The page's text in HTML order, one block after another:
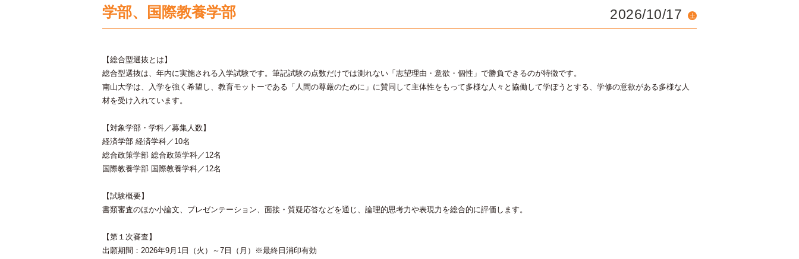
学部、国際教養学部
2026/10/17 土
【総合型選抜とは】
総合型選抜は、年内に実施される入学試験です。筆記試験の点数だけでは測れない「志望理由・意欲・個性」で勝負できるのが特徴です。
南山大学は、入学を強く希望し、教育モットーである「人間の尊厳のために」に賛同して主体性をもって多様な人々と協働して学ぼうとする、学修の意欲がある多様な人
材を受け入れています。
【対象学部・学科／募集人数】
経済学部 経済学科／10名
総合政策学部 総合政策学科／12名
国際教養学部 国際教養学科／12名
【試験概要】
書類審査のほか小論文、プレゼンテーション、面接・質疑応答などを通じ、論理的思考力や表現力を総合的に評価します。
【第１次審査】
出願期間：2026年9月1日（火）～7日（月）※最終日消印有効